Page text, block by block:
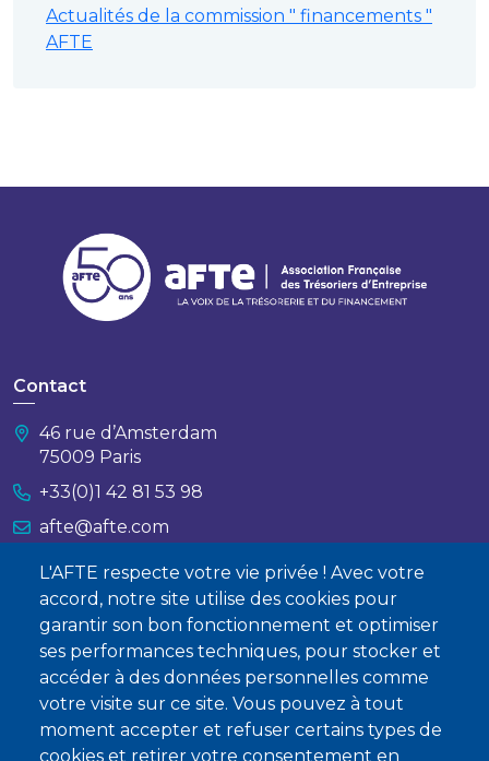
L'AFTE respecte votre vie privée ! Avec votre
accord, notre site utilise des cookies pour
garantir son bon fonctionnement et optimiser
ses performances techniques, pour stocker et
accéder à des données personnelles comme
votre visite sur ce site. Vous pouvez à tout
moment accepter et refuser certains types de
cookies et retirer votre consentement en
Actualités de la commission " financements "
AFTE
Contact
46 rue d’Amsterdam
75009 Paris
+33(0)1 42 81 53 98
afte@afte.com
Nous contacter
À propos
Qui sommes-nous ?
Devenir membre